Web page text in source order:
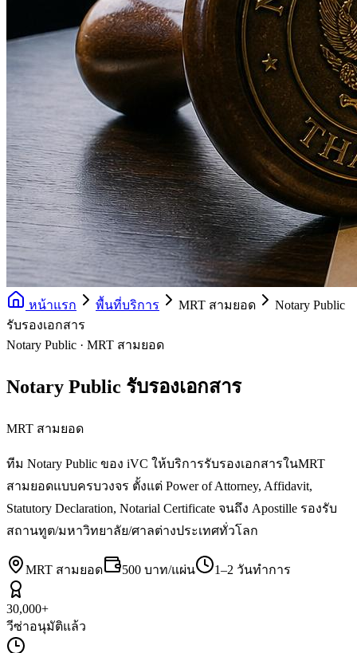
หน้าแรก พื้นที่บริการ MRT สามยอด
Notary Public
รับรองเอกสาร
Notary Public · MRT สามยอด
Notary Public รับรองเอกสาร
MRT สามยอด
ทีม Notary Public ของ iVC ให้บริการรับรองเอกสารในMRT
สามยอดแบบครบวงจร ตั้งแต่ Power of Attorney, Affidavit,
Statutory Declaration, Notarial Certificate จนถึง Apostille รองรับ
สถานทูต/มหาวิทยาลัย/ศาลต่างประเทศทั่วโลก
MRT สามยอด 500 บาท/แผ่น 1–2 วันทำการ
30,000+
วีซ่าอนุมัติแล้ว